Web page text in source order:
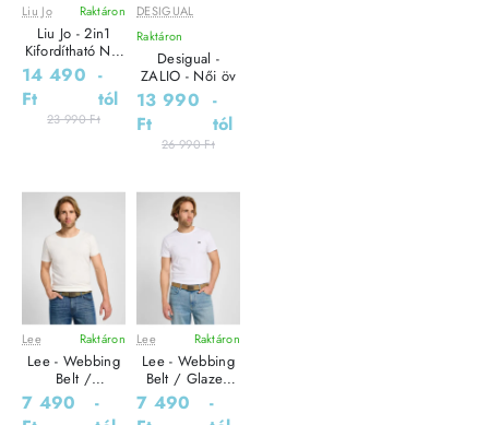
Leárazás
Outlet Ár
Liu Jo Raktáron
Liu Jo - 2in1
Kifordítható Női
öv - Ezüst /
Fekete
14 490
Ft
-
tól
23 990 Ft
Leárazás
DESIGUAL
Raktáron
Desigual -
ZALIO - Női öv
13 990
Ft
-
tól
26 990 Ft
Leárazás
Outlet Ár
Lee Raktáron
Lee - Webbing
Belt /
Mercantile
Green - Férfi öv
7 490
-
Leárazás
Outlet Ár
Lee Raktáron
Lee - Webbing
Belt / Glazed
Ginger - Férfi
öv
7 490
-